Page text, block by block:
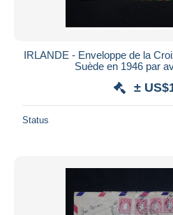
IRLANDE - Enveloppe de la
Suède en 1946 par
±
Status